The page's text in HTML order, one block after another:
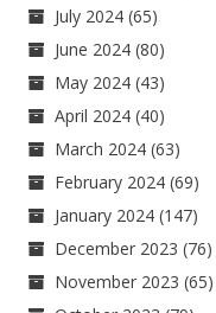
July 2024 (65)
June 2024 (80)
May 2024 (43)
April 2024 (40)
March 2024 (63)
February 2024 (69)
January 2024 (147)
December 2023 (76)
November 2023 (65)